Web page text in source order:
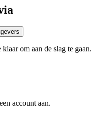
om aan de slag te gaan.
account aan.